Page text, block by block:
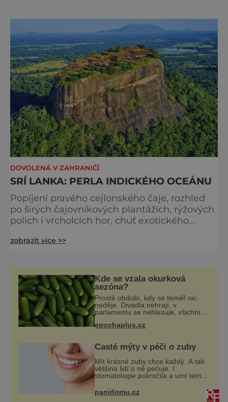
daná jak velmi rozdílnými přírodními
podmínkami v různých částech ostrova, tak
jeho
DOVOLENÁ V ZAHRANIČÍ
SRÍ LANKA: PERLA INDICKÉHO OCEÁNU
Popíjení pravého cejlonského čaje, rozhled
po širých čajovníkových plantážích, rýžových
polích i vrcholcích hor, chuť exotického
zažijete na tomto obdivuhodném ostrovu.
památky a také sochy Buddhy. Navštívit
byste rozhodně měli tzv. Kulturní trojúhelník,
což je oblast ve s
zobrazit více >>
Kde se vzala okurková
sezóna?
Prostě období, kdy se téměř nic
neděje. Divadla nehrají, v
parlamentu se nehlasuje, všichni
nemají o čem mluvit a psát. A
epochaplus.cz
Časté mýty v péči o zuby
Mít krásné zuby chce každý. A tak
většina lidí o ně pečuje. I
stomatologie pokročila a umí téměř
které se tradují, nedaří vyvrátit.
Které? Večer místo čištění s
panidomu.cz